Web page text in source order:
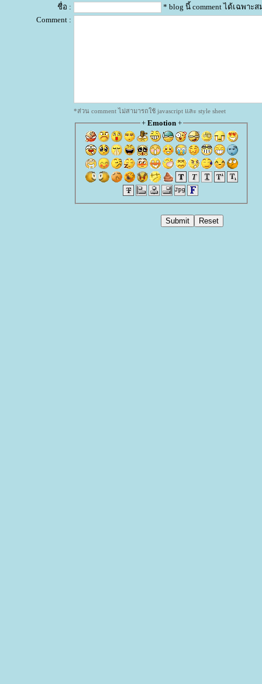
ชื่อ :
* blog นี้ comment ได้เฉพาะ
Comment :
*ส่วน comment ไม่สามารถใช้ javascript และ style sheet
+ Emotion+